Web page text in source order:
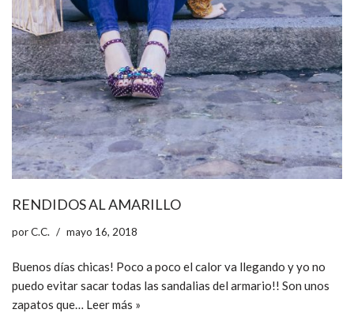
RENDIDOS AL AMARILLO
porC.C. mayo 16, 2018
Buenos días chicas! Poco a poco el calor va llegando y yo no
puedo evitar sacar todas las sandalias del armario!! Son unos
zapatos que… Leer más »